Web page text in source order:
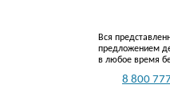
Вся
предложением
в любое время
8 800